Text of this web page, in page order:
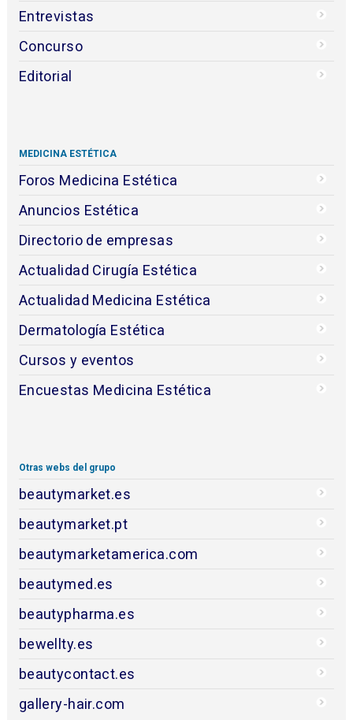
Entrevistas
Concurso
Editorial
MEDICINA ESTÉTICA
Foros Medicina Estética
Anuncios Estética
Directorio de empresas
Actualidad Cirugía Estética
Actualidad Medicina Estética
Dermatología Estética
Cursos y eventos
Encuestas Medicina Estética
Otras webs del grupo
beautymarket.es
beautymarket.pt
beautymarketamerica.com
beautymed.es
beautypharma.es
bewellty.es
beautycontact.es
gallery-hair.com